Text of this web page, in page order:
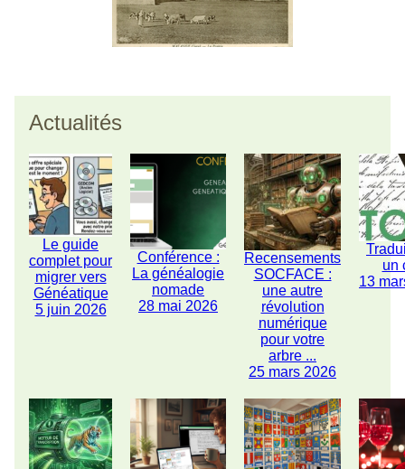
Actualités
Le guide
complet pour
migrer vers
Généatique
5 juin 2026
Conférence :
La généalogie
nomade
28 mai 2026
Recensements
SOCFACE :
une autre
révolution
numérique
pour votre
arbre ...
25 mars 2026
un
13